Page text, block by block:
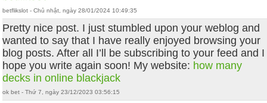
betflikslot - Chủ nhật, ngày 28/01/2024 10:49:35
Pretty nice post. I just stumbled upon your weblog and
wanted to say that I have really enjoyed browsing your
blog posts. After all I’ll be subscribing to your feed and I
hope you write again soon! My website: how many
decks in online blackjack
ok bet - Thứ 7, ngày 23/12/2023 03:56:15